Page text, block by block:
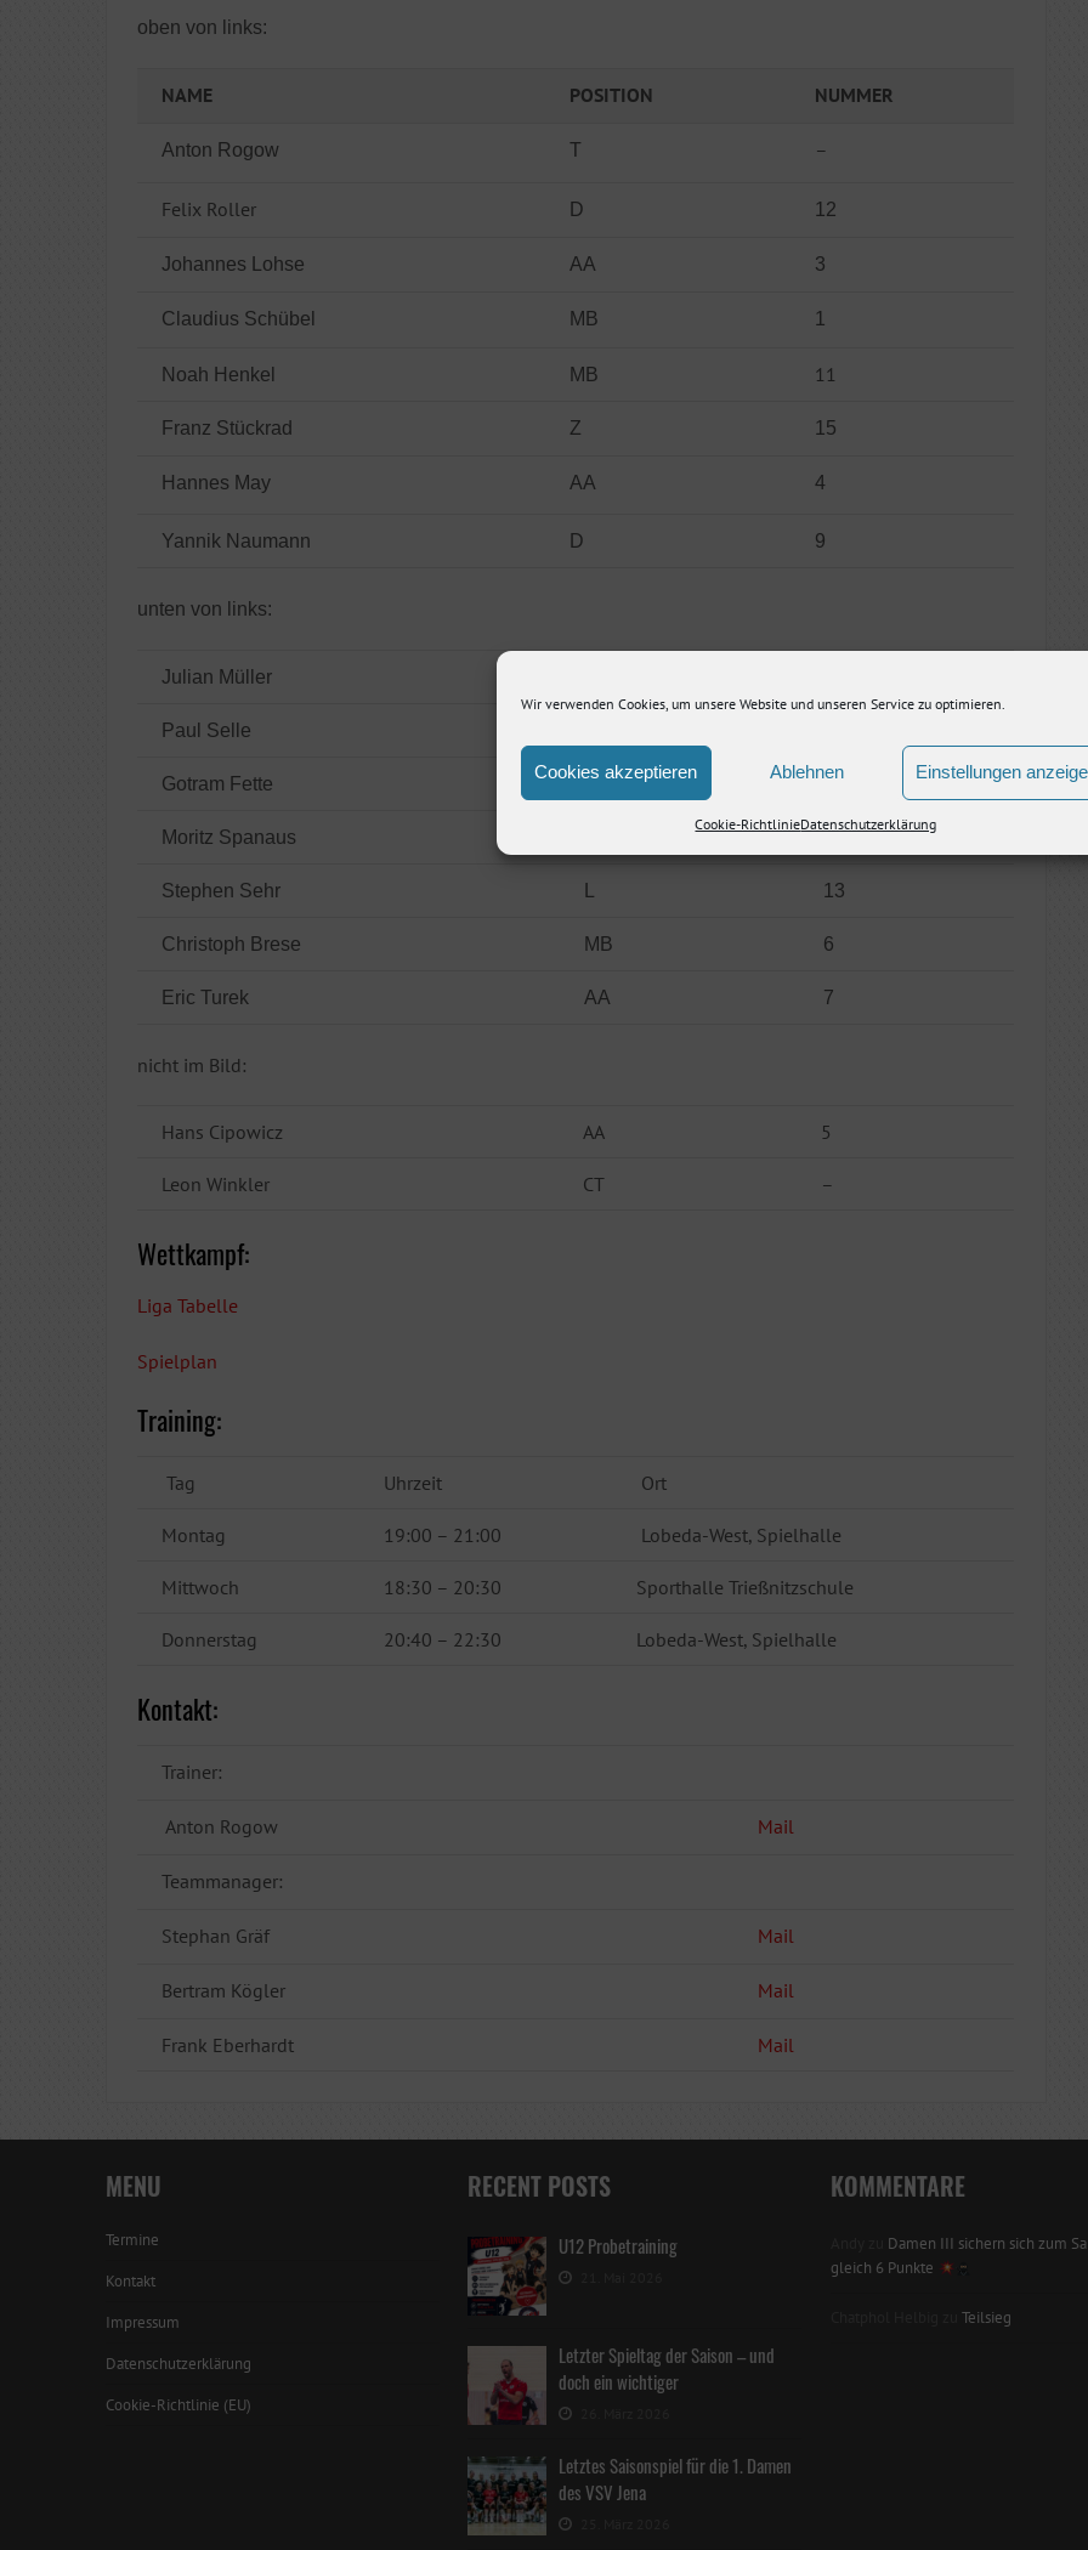
Wir verwenden Cookies, um unsere Website und unseren Service zu optimieren.
Cookies akzeptieren Ablehnen Einstellungen
Cookie-RichtlinieDatenschutzerklärung
oben von links:
NAME POSITION NUMMER
Anton Rogow T –
Felix Roller D 12
Johannes Lohse AA 3
Claudius Schübel MB 1
Noah Henkel MB 11
Franz Stückrad Z 15
Hannes May AA 4
Yannik Naumann D 9
unten von links:
Julian Müller
Paul Selle
Gotram Fette L 14
Moritz Spanaus 17
Stephen Sehr L 13
Christoph Brese MB 6
Eric Turek AA 7
nicht im Bild:
Hans Cipowicz AA 5
Leon Winkler CT –
Wettkampf:
Liga Tabelle
Spielplan
Training:
Tag Uhrzeit Ort
Montag 19:00 – 21:00 Lobeda-West, Spielhalle
Mittwoch 18:30 – 20:30 Sporthalle Trießnitzschule
Donnerstag 20:40 – 22:30 Lobeda-West, Spielhalle
Kontakt:
Trainer:
Anton Rogow Mail
Teammanager:
Stephan Gräf Mail
Bertram Kögler Mail
Frank Eberhardt Mail
MENU
Termine
Kontakt
Impressum
Datenschutzerklärung
Cookie-Richtlinie (EU)
RECENT POSTS
U12 Probetraining
Letzter Spieltag der Saison – und
doch ein wichtiger
Letztes Saisonspiel für die 1. Damen
des VSV Jena
KOMMENTARE
Damen III sichern sich zum
gleich 6 Punkte
Teilsieg